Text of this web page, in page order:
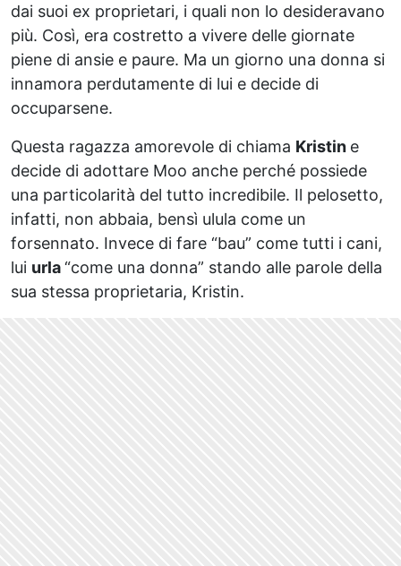
dai suoi ex proprietari, i quali non lo desideravano
più. Così, era costretto a vivere delle giornate
piene di ansie e paure. Ma un giorno una donna si
innamora perdutamente di lui e decide di
occuparsene.
Questa ragazza amorevole di chiama Kristin e
decide di adottare Moo anche perché possiede
una particolarità del tutto incredibile. Il pelosetto,
infatti, non abbaia, bensì ulula come un
forsennato. Invece di fare “bau” come tutti i cani,
lui urla“come una donna” stando alle parole della
sua stessa proprietaria, Kristin.